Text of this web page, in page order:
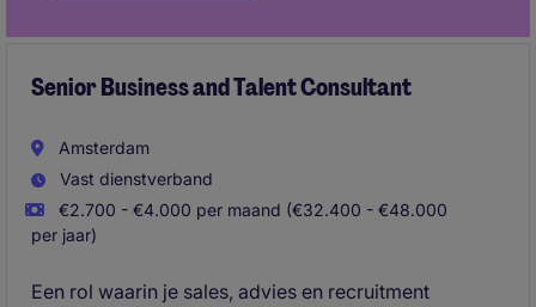
Senior Business and Talent Consultant
Amsterdam
Vast dienstverband
€2.700 - €4.000 per maand (€32.400 - €48.000
per jaar)
Een rol waarin je sales, advies en recruitment